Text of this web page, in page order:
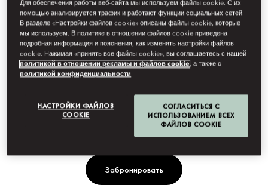
80 кв. м с одной спальней, из окон которых открывается вид
на Пасео-де-Грасия либо на наш тихий сад, является
впечатляющая терраса, предназначенная для ужинов и
отдыха под открытым небом.
Забронировать
Для обеспечения работы веб-сайта мы используем файлы cookie. С их
помощью анализируется трафик и работают функции социальных сетей.
В разделе «Настройки файлов cookie» описаны файлы cookie, которые
мы используем. В политике в отношении файлов cookie приведена
подробная информация и пояснения, как изменять настройки файлов
cookie. Нажимая «принять все файлы cookie», вы соглашаетесь с нашей
политикой в отношении рекламы и файлов cookie, а также с
политикой конфиденциальности
НАСТРОЙКИ ФАЙЛОВ
COOKIE
СОГЛАСИТЬСЯ С
ИСПОЛЬЗОВАНИЕМ ВСЕХ
ФАЙЛОВ COOKIE